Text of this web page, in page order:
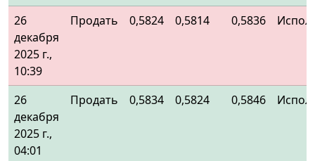
26
декабря
2025 г.,
10:39
Продать 0,5824 0,5814 0,5836
26
декабря
2025 г.,
04:01
Продать 0,5834 0,5824 0,5846